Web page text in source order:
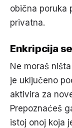
obična poruka
privatna.
Enkripcija
Ne moraš
je uključeno
aktivira za
Prepoznaćeš
istoj onoj koja